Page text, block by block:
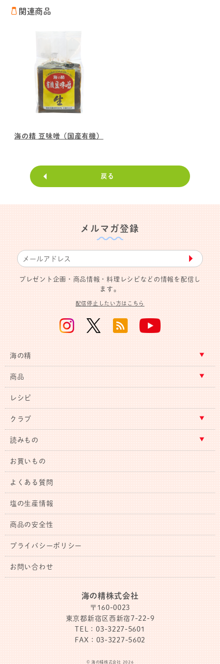
関連商品
海の精 豆味噌（国産有機）
戻る
メルマガ登録
▶︎
プレゼント企画・商品情報・料理レシピなどの情報を配信し
ます。
配信停止したい方はこちら
海の精
商品
レシピ
クラブ
読みもの
お買いもの
よくある質問
塩の生産情報
商品の安全性
プライバシーポリシー
お問い合わせ
海の精株式会社
〒160-0023
東京都新宿区西新宿7-22-9
TEL：03-3227-5601
FAX：03-3227-5602
© 海の精株式会社 2026